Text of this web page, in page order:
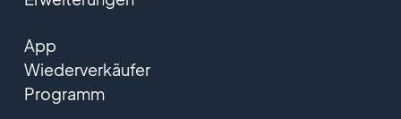
App
Wiederverkäufer
Programm